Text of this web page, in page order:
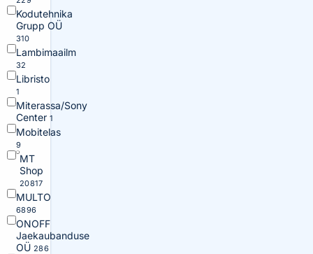
Kodutehnika
Grupp OÜ
310
Lambimaailm
32
Libristo
1
Miterassa/Sony
Center 1
Mobitelas
9
MT
Shop
20817
MULTO
6896
ONOFF
Jaekaubanduse
OÜ 286